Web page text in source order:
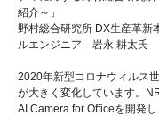
紹介～」
野村総合研究所 DX生産革新
ルエンジニア 岩永 耕太氏
2020年新型コロナウィルス
が大きく変化しています。
AI Camera for Officeを開発